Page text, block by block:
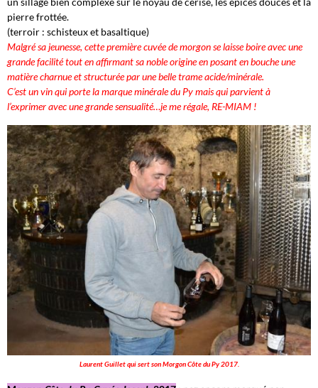
pierre frottée.
(terroir : schisteux et basaltique)
Malgré sa jeunesse, cette première cuvée de morgon se laisse boire avec une
grande facilité tout en affirmant sa noble origine en posant en bouche une
matière charnue et structurée par une belle trame acide/minérale.
C’est un vin qui porte la marque minérale du Py mais qui parvient à
l’exprimer avec une grande sensualité…je me régale, RE-MIAM !
Laurent Guillet qui sert son Morgon Côte du Py 2017.